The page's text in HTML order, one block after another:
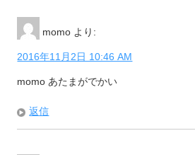
momo より:
2016年11月2日 10:46 AM
momo あたまがでかい
返信